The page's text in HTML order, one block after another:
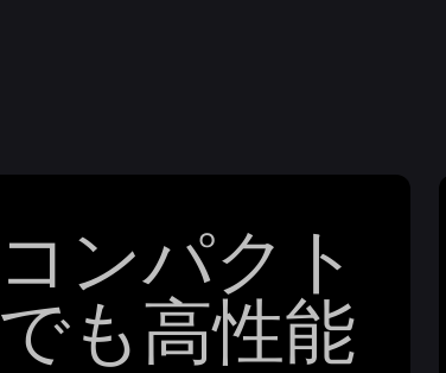
コンパクト
でも高性能